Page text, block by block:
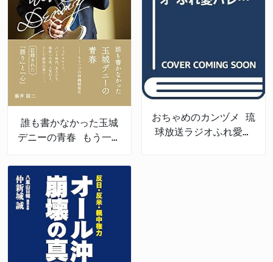
誰も書かなかった玉城
デニーの青春 もう一つ
おちゃめのカンヅメ 琉
球放送ラジオふれ愛パ